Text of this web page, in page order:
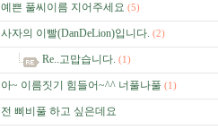
예쁜 풀씨이름 지어주세요 (5)
사자의 이빨(DanDeLion)입니다. (2)
Re..고맙습니다. (1)
아~ 이름짓기 힘들어~^^ 너풀나풀 (1)
전 삐비풀 하고 싶은데요